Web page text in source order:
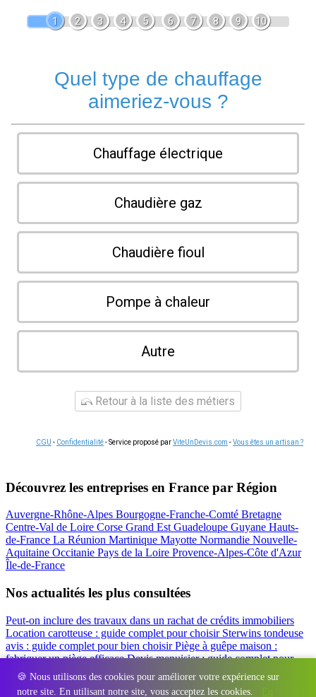
🍪 Nous utilisons des cookies pour améliorer votre expérience sur
notre site. En utilisant notre site, vous acceptez les cookies.
En
1 2 3 4 5 6 7 8 9 10
Quel type de chauffage
aimeriez-vous ?
Chauffage électrique
Chaudière gaz
Chaudière fioul
Pompe à chaleur
Autre
Retour à la liste des métiers
CGU - Confidentialité- Service proposé parViteUnDevis.com -Vous êtes un artisan ?
Découvrez les entreprises en France par Région
Auvergne-Rhône-Alpes Bourgogne-Franche-Comté Bretagne
Centre-Val de Loire Corse Grand EstGuadeloupe Guyane Hauts-
de-France La Réunion Martinique Mayotte Normandie Nouvelle-
Aquitaine Occitanie Pays de la Loire Provence-Alpes-Côte d'Azur
Île-de-France
Nos actualités les plus consultées
Peut-on inclure des travaux dans un rachat de crédits immobiliers
Location carotteuse : guide complet pour choisir Sterwins tondeuse
avis : guide complet pour bien choisirPiège à guêpe maison :
fabriquer un piège efficaceDevis menuisier : guide complet pour
obtenir le meilleur prix
Simulation rachat de crédit : regrouper prêt
travaux et crédits